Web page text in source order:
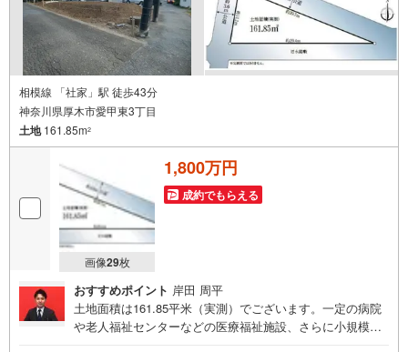
相模線 「社家」駅 徒歩43分
神奈川県厚木市愛甲東3丁目
土地161.85m2
画像29枚
1,800万円
成約でもらえる
おすすめポイント 岸田 周平
土地面積は161.85平米（実測）でございます。一定の病院
や老人福祉センターなどの医療福祉施設、さらに小規模な